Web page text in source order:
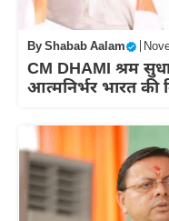
ByShabab Aalam
CM DHAMI श्रम
आत्मनिर्भर भारत